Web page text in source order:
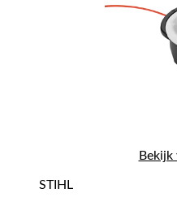
STIHL